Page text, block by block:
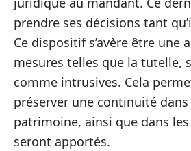
prendre ses décisions tant
Ce dispositif s’avère être une
mesures telles que la tutelle,
comme intrusives. Cela
préserver une continuité
patrimoine, ainsi que dans
seront apportés.